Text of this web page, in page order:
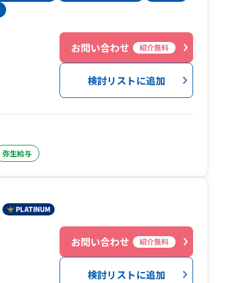
お問い合わせ 紹介無料
検討リストに追加
弥生給与
お問い合わせ 紹介無料
検討リストに追加